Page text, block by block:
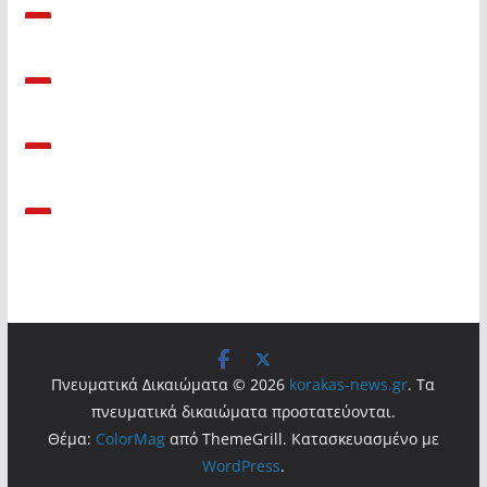
Πνευματικά Δικαιώματα © 2026 korakas-news.gr. Τα
πνευματικά δικαιώματα προστατεύονται.
Θέμα: ColorMagαπό ThemeGrill. Κατασκευασμένο με
WordPress.